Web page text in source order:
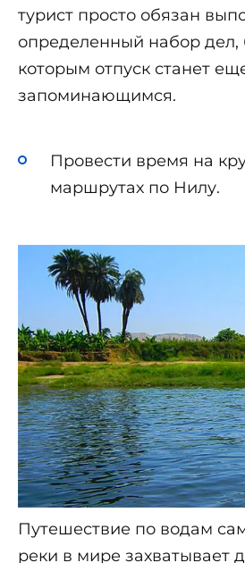
турист просто обязан
определенный набор дел,
которым отпуск станет
запоминающимся.
Провести время на
маршрутах по Нилу.
Путешествие по водам
реки в мире захватывает